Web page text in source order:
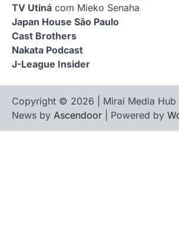
TV Utiná com Mieko Senaha
Japan House São Paulo
Cast Brothers
Nakata Podcast
J-League Insider
Copyright © 2026 | Mirai Media Hub
News by Ascendoor | Powered by